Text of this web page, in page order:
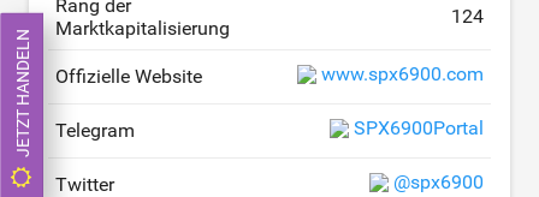
Rang der
Marktkapitalisierung
124
Offizielle Website www.spx6900.com
Telegram SPX6900Portal
Twitter @spx6900
JETZT HANDELN